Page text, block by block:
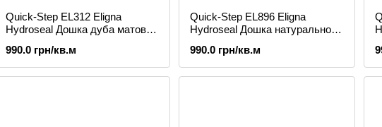
Quick-Step EL312 Eligna
Hydroseal Дошка дуба матова
990.0 грн/кв.м
Quick-Step EL896 Eligna
Hydroseal Дошка натурального
990.0 грн/кв.м